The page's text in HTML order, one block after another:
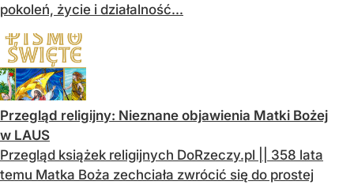
pokoleń, życie i działalność...
Przegląd religijny: Nieznane objawienia Matki Bożej
w LAUS
Przegląd książek religijnych DoRzeczy.pl || 358 lata
temu Matka Boża zechciała zwrócić się do prostej